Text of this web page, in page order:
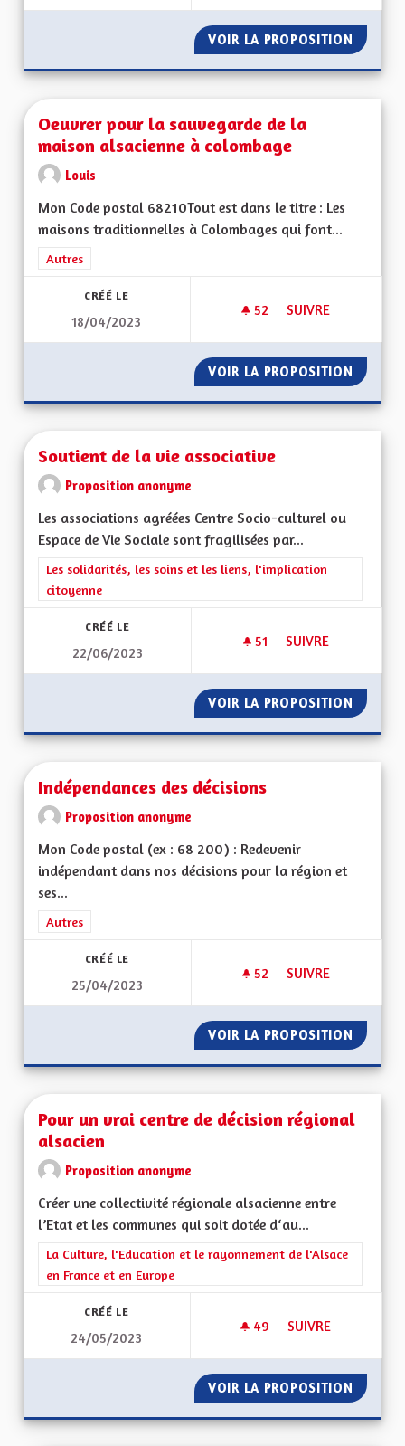
VOIR LA PROPOSITION
Oeuvrer pour la sauvegarde de la
maison alsacienne à colombage
Louis
Mon Code postal 68210Tout est dans le titre : Les
maisons traditionnelles à Colombages qui font...
Filtrer les résultats de la catégorie : Autres
Autres
CRÉÉ LE
18/04/2023
52 52 ABONNÉS
SUIVRE
VOIR LA PROPOSITION
Soutient de la vie associative
Proposition anonyme
Les associations agréées Centre Socio-culturel ou
Espace de Vie Sociale sont fragilisées par...
Filtrer les résultats de la catégorie : Les solidarités, les soins
Les solidarités, les soins et les liens, l'implication
citoyenne
CRÉÉ LE
22/06/2023
51 51 ABONNÉS
SUIVRE
VOIR LA PROPOSITION
Indépendances des décisions
Proposition anonyme
Mon Code postal (ex : 68 200) : Redevenir
indépendant dans nos décisions pour la région et
ses...
Filtrer les résultats de la catégorie : Autres
Autres
CRÉÉ LE
25/04/2023
52 52 ABONNÉS
SUIVRE
VOIR LA PROPOSITION
Pour un vrai centre de décision régional
alsacien
Proposition anonyme
Créer une collectivité régionale alsacienne entre
l’Etat et les communes qui soit dotée d‘au...
Filtrer les résultats de la catégorie : La Culture, l'Education et
La Culture, l'Education et le rayonnement de l'Alsace
en France et en Europe
CRÉÉ LE
24/05/2023
49 49 ABONNÉS
SUIVRE
VOIR LA PROPOSITION POUR